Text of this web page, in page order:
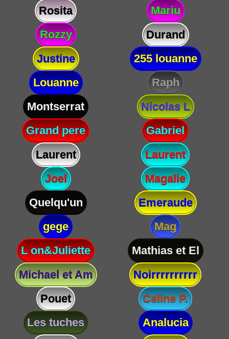
Rosita
Mariu
Rozzy
Durand
Justine
255 louanne
Louanne
Raph
Montserrat
Nicolas L
Grand pere
Gabriel
Laurent
Laurent
Joel
Magalie
Quelqu'un
Emeraude
gege
Mag
L on&Juliette
Mathias et El
Michael et Am
Noirrrrrrrrrr
Pouet
Celine P.
Les tuches
Analucia